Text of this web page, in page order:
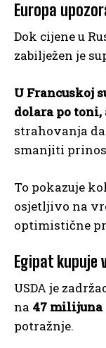
Europa
Dok cijene u
zabilježen je
U Francuskoj
dolara po toni,
strahovanja
smanjiti
To pokazuje
osjetljivo na
optimistične
Egipat kupuje
USDA je
na 47 milijuna
potražnje.